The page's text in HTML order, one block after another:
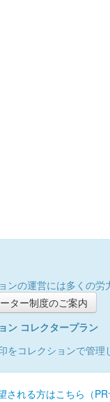
ンの運営には多くの
ター制度のご案内
ン コレクタープラン
をコレクションで管
される方はこちら（PR